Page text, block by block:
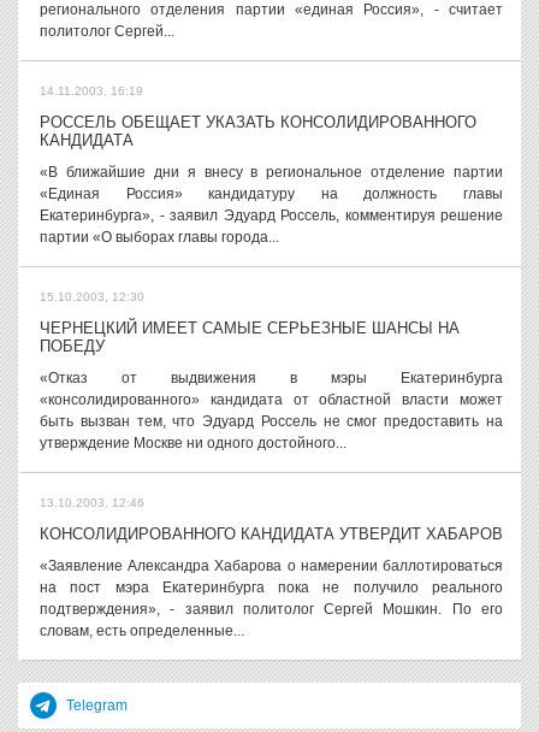
регионального отделения партии «единая Россия», - считает
политолог Сергей...
14.11.2003, 16:19
РОССЕЛЬ ОБЕЩАЕТ УКАЗАТЬ КОНСОЛИДИРОВАННОГО
КАНДИДАТА
«В ближайшие дни я внесу в региональное отделение партии
«Единая Россия» кандидатуру на должность главы
Екатеринбурга», - заявил Эдуард Россель, комментируя решение
партии «О выборах главы города...
15.10.2003, 12:30
ЧЕРНЕЦКИЙ ИМЕЕТ САМЫЕ СЕРЬЕЗНЫЕ ШАНСЫ НА
ПОБЕДУ
«Отказ от выдвижения в мэры Екатеринбурга
«консолидированного» кандидата от областной власти может
быть вызван тем, что Эдуард Россель не смог предоставить на
утверждение Москве ни одного достойного...
13.10.2003, 12:46
КОНСОЛИДИРОВАННОГО КАНДИДАТА УТВЕРДИТ ХАБАРОВ
«Заявление Александра Хабарова о намерении баллотироваться
на пост мэра Екатеринбурга пока не получило реального
подтверждения», - заявил политолог Сергей Мошкин. По его
словам, есть определенные...
Telegram